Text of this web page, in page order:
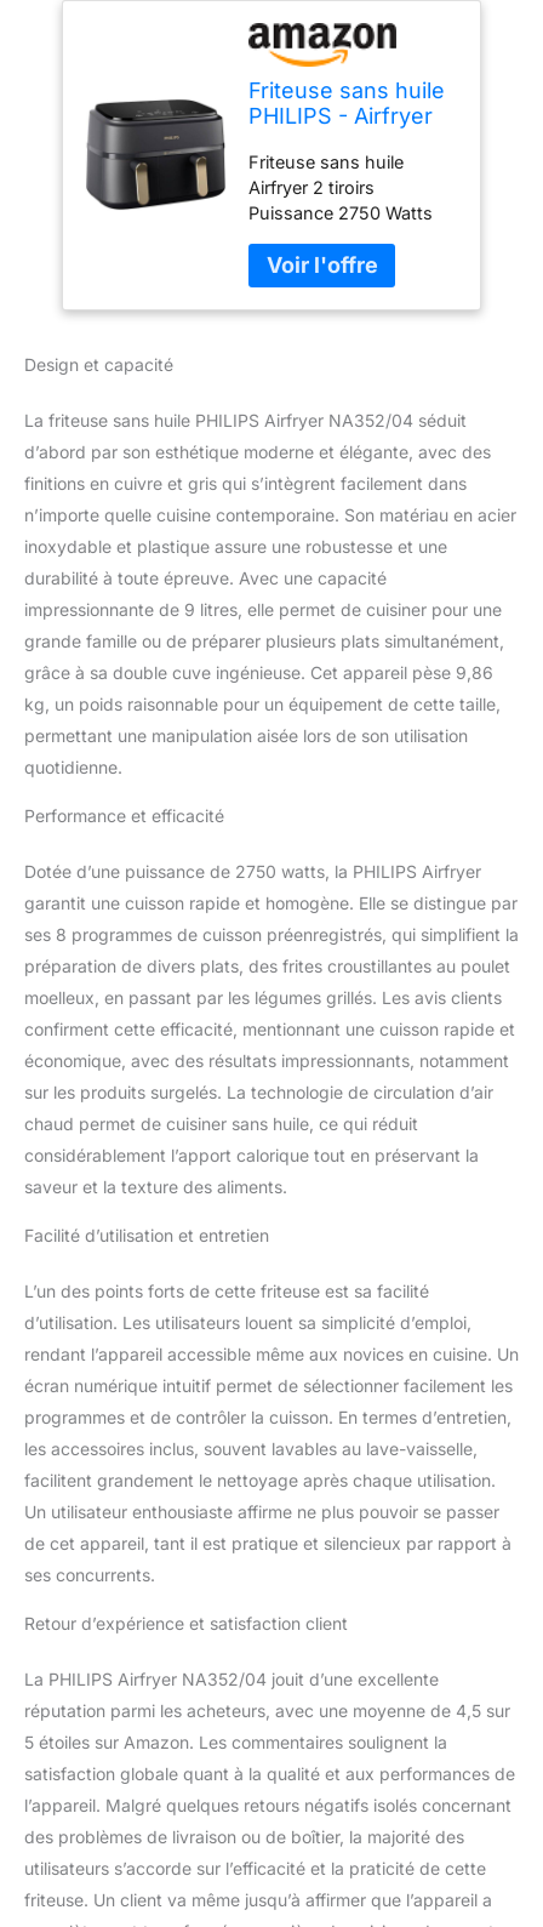
Friteuse sans huile
PHILIPS - Airfryer
cuve 9L - 8
programmes de
cuisson -
Accessoires inclus
- 2750W
Friteuse sans huile
Airfryer 2 tiroirs
Puissance 2750 Watts
fonctions préréglées
Design et capacité
La friteuse sans huile PHILIPS Airfryer NA352/04 séduit
d’abord par son esthétique moderne et élégante, avec des
finitions en cuivre et gris qui s’intègrent facilement dans
n’importe quelle cuisine contemporaine. Son matériau en acier
inoxydable et plastique assure une robustesse et une
durabilité à toute épreuve. Avec une capacité
impressionnante de 9 litres, elle permet de cuisiner pour une
grande famille ou de préparer plusieurs plats simultanément,
grâce à sa double cuve ingénieuse. Cet appareil pèse 9,86
kg, un poids raisonnable pour un équipement de cette taille,
permettant une manipulation aisée lors de son utilisation
quotidienne.
Performance et efficacité
Dotée d’une puissance de 2750 watts, la PHILIPS Airfryer
garantit une cuisson rapide et homogène. Elle se distingue par
ses 8 programmes de cuisson préenregistrés, qui simplifient la
préparation de divers plats, des frites croustillantes au poulet
moelleux, en passant par les légumes grillés. Les avis clients
confirment cette efficacité, mentionnant une cuisson rapide et
économique, avec des résultats impressionnants, notamment
sur les produits surgelés. La technologie de circulation d’air
chaud permet de cuisiner sans huile, ce qui réduit
considérablement l’apport calorique tout en préservant la
saveur et la texture des aliments.
Facilité d’utilisation et entretien
L’un des points forts de cette friteuse est sa facilité
d’utilisation. Les utilisateurs louent sa simplicité d’emploi,
rendant l’appareil accessible même aux novices en cuisine. Un
écran numérique intuitif permet de sélectionner facilement les
programmes et de contrôler la cuisson. En termes d’entretien,
les accessoires inclus, souvent lavables au lave-vaisselle,
facilitent grandement le nettoyage après chaque utilisation.
Un utilisateur enthousiaste affirme ne plus pouvoir se passer
de cet appareil, tant il est pratique et silencieux par rapport à
ses concurrents.
Retour d’expérience et satisfaction client
La PHILIPS Airfryer NA352/04 jouit d’une excellente
réputation parmi les acheteurs, avec une moyenne de 4,5 sur
5 étoiles sur Amazon. Les commentaires soulignent la
satisfaction globale quant à la qualité et aux performances de
l’appareil. Malgré quelques retours négatifs isolés concernant
des problèmes de livraison ou de boîtier, la majorité des
utilisateurs s’accorde sur l’efficacité et la praticité de cette
friteuse. Un client va même jusqu’à affirmer que l’appareil a